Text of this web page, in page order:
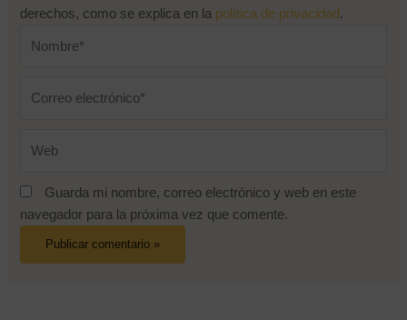
derechos, como se explica en la política de privacidad.
Guarda mi nombre, correo electrónico y web en este
navegador para la próxima vez que comente.